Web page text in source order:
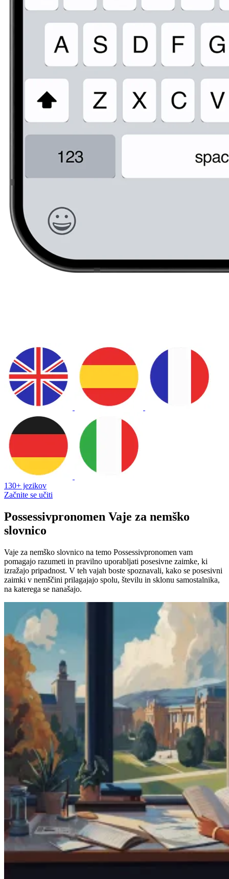
130+ jezikov
Začnite se učiti
Possessivpronomen Vaje za nemško
slovnico
Vaje za nemško slovnico na temo Possessivpronomen vam
pomagajo razumeti in pravilno uporabljati posesivne zaimke, ki
izražajo pripadnost. V teh vajah boste spoznavali, kako se posesivni
zaimki v nemščini prilagajajo spolu, številu in sklonu samostalnika,
na katerega se nanašajo.